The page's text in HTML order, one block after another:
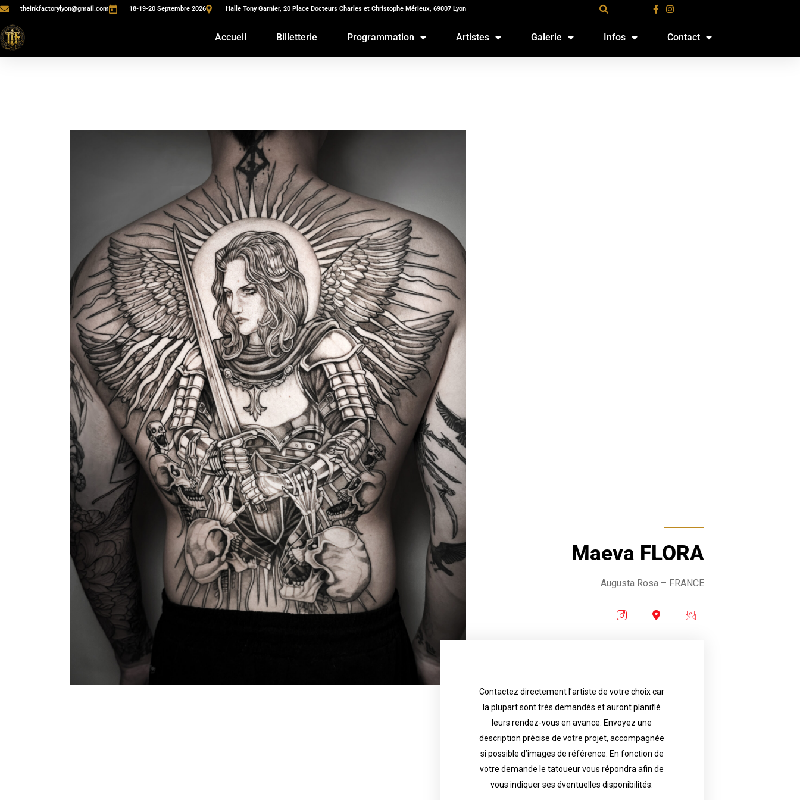
theinkfactorylyon@gmail.com 18-19-20 Septembre 2026 Halle Tony Garnier, 20 Place Docteurs Charles et Christophe Mérieux, 69007 Lyon
Accueil Billetterie Programmation Artistes Galerie Infos Contact
Maeva FLORA
Augusta Rosa– FRANCE
Contactez directement l’artiste de votre choix car
la plupart sont très demandés et auront planifié
leurs rendez-vous en avance. Envoyez une
description précise de votre projet, accompagnée
si possible d’images de référence. En fonction de
votre demande le tatoueur vous répondra afin de
vous indiquer ses éventuelles disponibilités.
Contact directly the artist of your choice because
most are in great demand and will have planned
their appointments in advance. Send an accurate
description of your project, if possible attached
with reference images. Depending your request,
the tattoo artist will answer to tell you his
availability.